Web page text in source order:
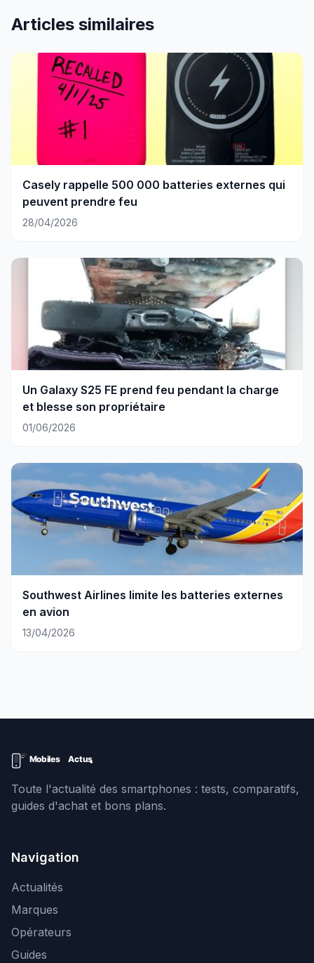
Articles similaires
Casely rappelle 500 000 batteries externes qui
peuvent prendre feu
28/04/2026
Un Galaxy S25 FE prend feu pendant la charge
et blesse son propriétaire
01/06/2026
Southwest Airlines limite les batteries externes
en avion
13/04/2026
Toute l'actualité des smartphones : tests, comparatifs,
guides d'achat et bons plans.
Navigation
Actualités
Marques
Opérateurs
Guides